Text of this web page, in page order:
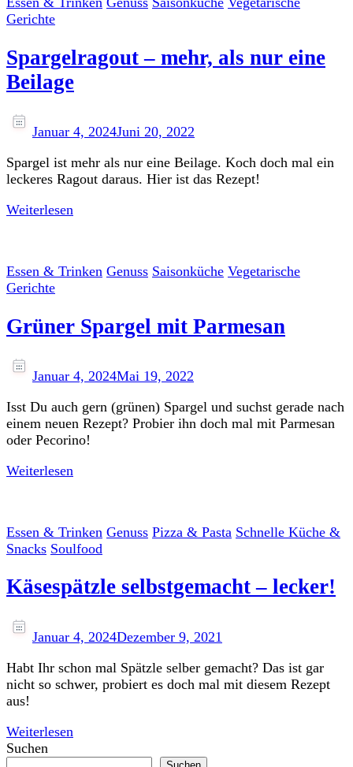
Gerichte
Spargelragout – mehr, als nur eine
Beilage
Januar 4, 2024Juni 20, 2022
Spargel ist mehr als nur eine Beilage. Koch doch mal ein
leckeres Ragout daraus. Hier ist das Rezept!
Weiterlesen
Essen & Trinken Genuss Saisonküche Vegetarische
Gerichte
Grüner Spargel mit Parmesan
Januar 4, 2024Mai 19, 2022
Isst Du auch gern (grünen) Spargel und suchst gerade nach
einem neuen Rezept? Probier ihn doch mal mit Parmesan
oder Pecorino!
Weiterlesen
Essen & Trinken Genuss Pizza & Pasta Schnelle Küche &
Snacks Soulfood
Käsespätzle selbstgemacht – lecker!
Januar 4, 2024Dezember 9, 2021
Habt Ihr schon mal Spätzle selber gemacht? Das ist gar
nicht so schwer, probiert es doch mal mit diesem Rezept
aus!
Weiterlesen
Suchen